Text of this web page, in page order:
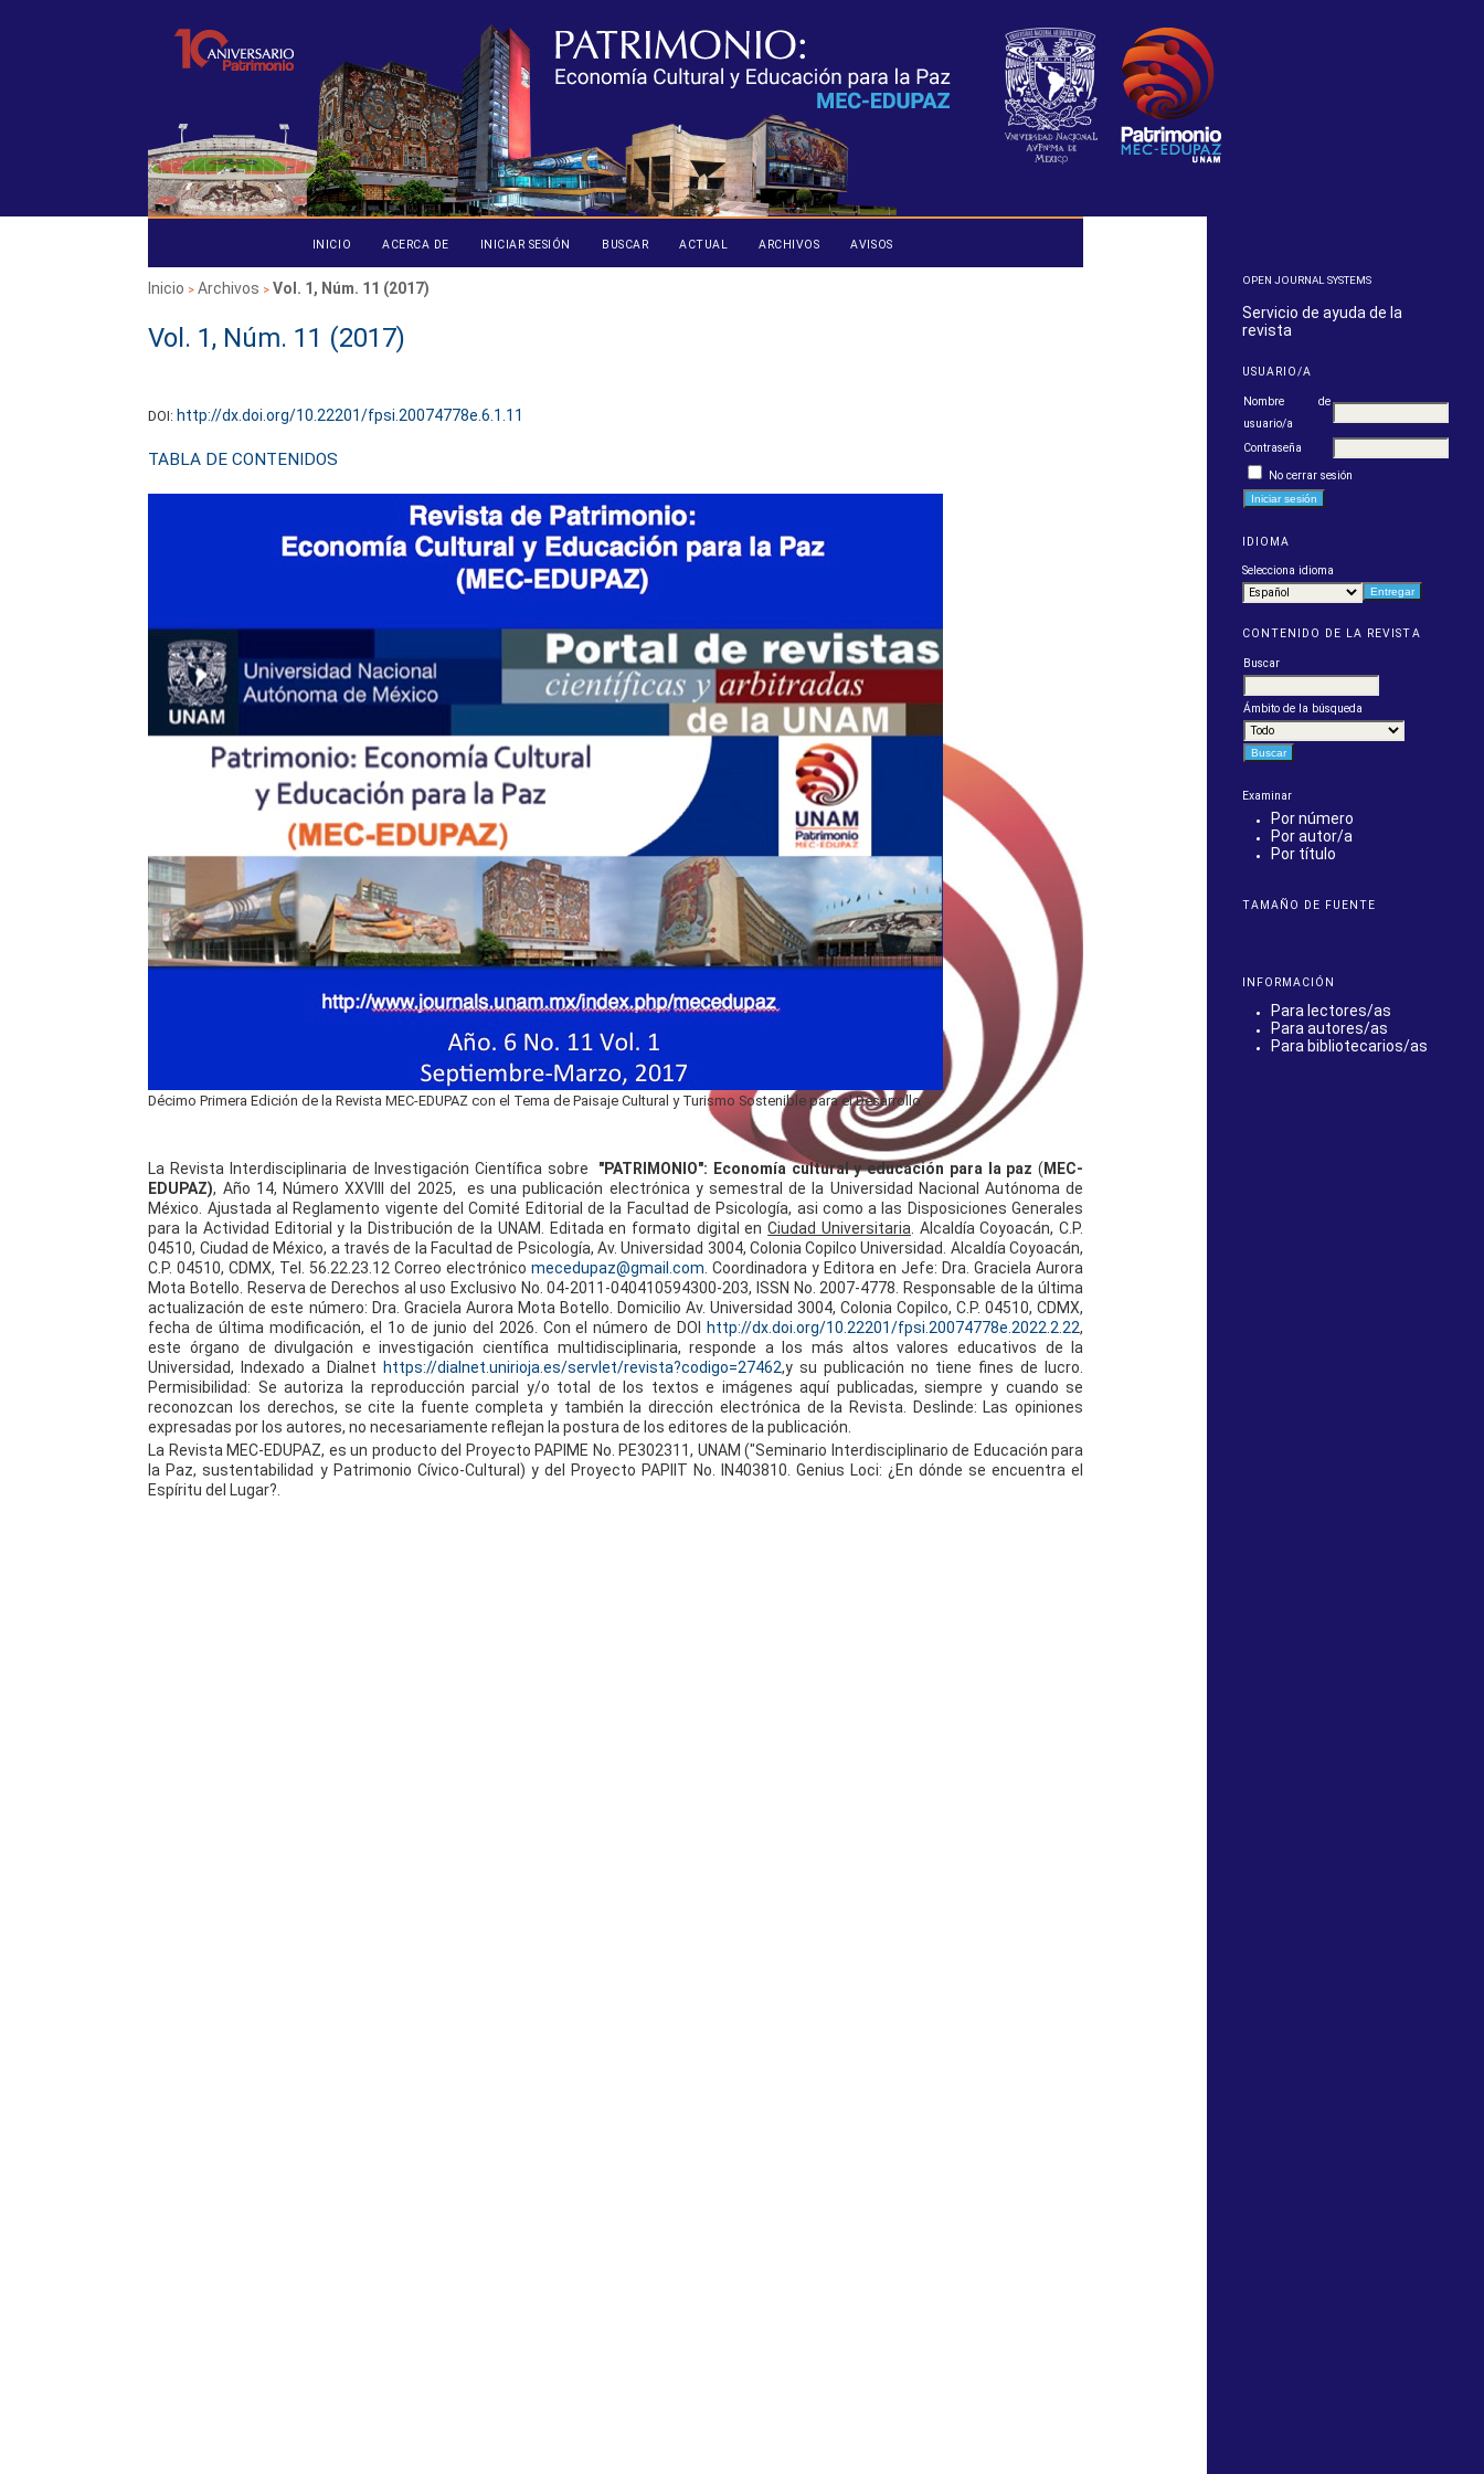
OPEN JOURNAL SYSTEMS
Servicio de ayuda de la
revista
USUARIO/A
Nombre de
usuario/a
Contraseña
No cerrar sesión
IDIOMA
Selecciona idioma
CONTENIDO DE LA REVISTA
Buscar
Ámbito de la búsqueda
Examinar
Por número
Por autor/a
Por título
TAMAÑO DE FUENTE
INFORMACIÓN
Para lectores/as
Para autores/as
Para bibliotecarios/as
INICIO ACERCA DE INICIAR SESIÓN BUSCAR ACTUAL ARCHIVOS AVISOS
Inicio >Archivos > Vol. 1, Núm. 11 (2017)
Vol. 1, Núm. 11 (2017)
DOI: http://dx.doi.org/10.22201/fpsi.20074778e.6.1.11
TABLA DE CONTENIDOS
Décimo Primera Edición de la Revista MEC-EDUPAZ con el Tema de Paisaje Cultural y Turismo Sostenible para el Desarrollo
La Revista Interdisciplinaria de Investigación Científica sobre "PATRIMONIO": Economía cultural y educación para la paz( MEC-
EDUPAZ), Año 14, Número XXVIII del 2025, es una publicación electrónica y semestral de la Universidad Nacional Autónoma de
México. Ajustada al Reglamento vigente del Comité Editorial de la Facultad de Psicología, asi como a las Disposiciones Generales
para la Actividad Editorial y la Distribución de la UNAM. Editada en formato digital enCiudad Universitaria. Alcaldía Coyoacán, C.P.
04510, Ciudad de México, a través de la Facultad de Psicología, Av. Universidad 3004, Colonia Copilco Universidad. Alcaldía Coyoacán,
C.P. 04510, CDMX, Tel. 56.22.23.12 Correo electrónicomecedupaz@gmail.com. Coordinadora y Editora en Jefe: Dra. Graciela Aurora
Mota Botello. Reserva de Derechos al uso Exclusivo No. 04-2011-040410594300-203, ISSN No. 2007-4778. Responsable de la última
actualización de este número: Dra. Graciela Aurora Mota Botello. Domicilio Av. Universidad 3004, Colonia Copilco, C.P. 04510, CDMX,
fecha de última modificación, el 1o de junio del 2026. Con el número de DOI http://dx.doi.org/10.22201/fpsi.20074778e.2022.2.22,
este órgano de divulgación e investigación científica multidisciplinaria, responde a los más altos valores educativos de la
Universidad,
Indexado a Dialnet https://dialnet.unirioja.es/servlet/revista?codigo=27462,y su publicación no tiene fines de lucro.
Permisibilidad: Se autoriza la reproducción parcial y/o total de los textos e imágenes aquí publicadas, siempre y cuando se
reconozcan los derechos, se cite la fuente completa y también la dirección electrónica de la Revista. Deslinde: Las opiniones
expresadas por los autores, no necesariamente reflejan la postura de los editores de la publicación.
La Revista MEC-EDUPAZ, es un producto del Proyecto PAPIME No. PE302311, UNAM ("Seminario Interdisciplinario de Educación para
la Paz, sustentabilidad y Patrimonio Cívico-Cultural) y del Proyecto PAPIIT No. IN403810. Genius Loci: ¿En dónde se encuentra el
Espíritu del Lugar?.